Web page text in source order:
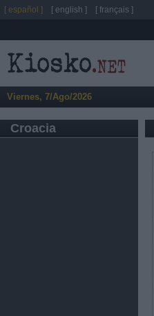
Viernes, 7/Ago/2026
Croacia
[ español ] [ english ] [ français ]